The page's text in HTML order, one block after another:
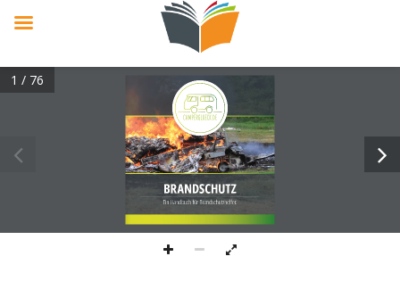
Ein Handbuch für Brandschutzhelfer.
BRANDSCHUTZ
1 / 76